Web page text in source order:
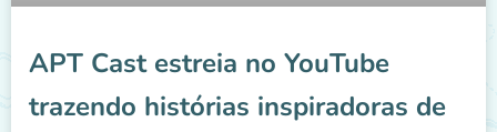
APT Cast estreia no YouTube
trazendo histórias inspiradoras de